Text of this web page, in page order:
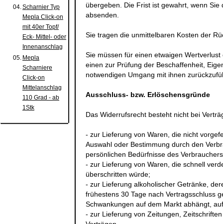
04.Scharnier Typ
Mepla Click-on
mit 40er Topf/
Eck- Mittel- oder
Innenanschlag
05. Mepla
Scharniere
Click-on
Mittelanschlag
110 Grad - ab
1Stk
übergeben. Die Frist ist gewahrt, wenn
absenden.
Sie tragen die unmittelbaren Kosten der
Sie müssen für einen etwaigen
einen zur Prüfung der Beschaffenheit,
notwendigen Umgang mit ihnen
Ausschluss- bzw. Erlöschensgründe
Das Widerrufsrecht besteht nicht bei
- zur Lieferung von Waren, die nicht
Auswahl oder Bestimmung durch den
persönlichen Bedürfnisse des
- zur Lieferung von Waren, die schnell
überschritten würde;
- zur Lieferung alkoholischer Getränke,
frühestens 30 Tage nach Vertragsschluss
Schwankungen auf dem Markt abhängt,
- zur Lieferung von Zeitungen,